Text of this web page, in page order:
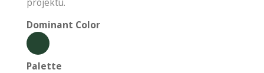
Dominant Color
Palette